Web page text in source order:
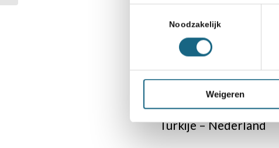
Noodzakelijk
Weigeren
gespeelde partij
druk van de tijd
onontkoombaar waren.
Turkije –